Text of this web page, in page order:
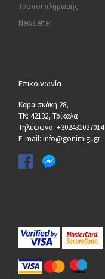
Τρόποι πληρωμής
Newsletter
Επικοινωνία
Καραισκάκη 28,
ΤΚ: 42132, Τρίκαλα
Τηλέφωνο: +302431027014
E-mail: info@gonimigi.gr